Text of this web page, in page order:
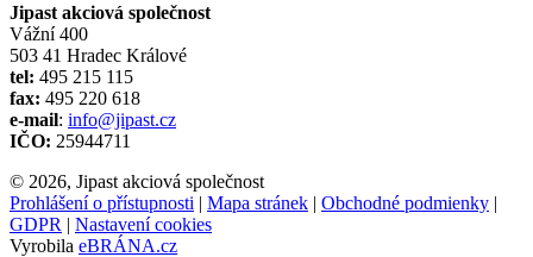
Jipast akciová společnost
Vážní 400
503 41 Hradec Králové
tel: 495 215 115
fax: 495 220 618
e-mail: info@jipast.cz
IČO: 25944711
© 2026, Jipast akciová společnost
Prohlášení o přístupnosti | Mapa stránek | Obchodné podmienky |
GDPR | Nastavení cookies
Vyrobila eBRÁNA.cz